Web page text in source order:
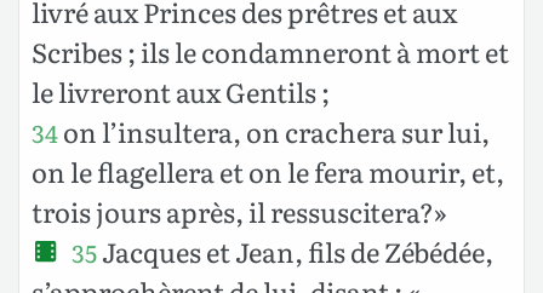
livré aux Princes des prêtres et aux
Scribes ; ils le condamneront à mort et
le livreront aux Gentils ;
34on l’insultera, on crachera sur lui,
on le flagellera et on le fera mourir, et,
trois jours après, il ressuscitera?»
35Jacques et Jean, fils de Zébédée,